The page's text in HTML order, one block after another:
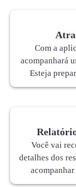
Com a
acompanhará
Esteja
Você vai
detalhes dos